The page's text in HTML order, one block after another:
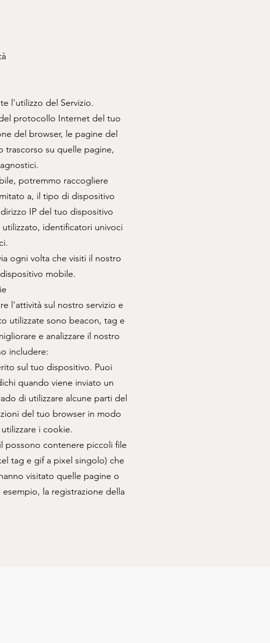
l'utilizzo del Servizio.
protocollo Internet del tuo
del browser, le pagine del
trascorso su quelle pagine,
potremmo raccogliere
a, il tipo di dispositivo
IP del tuo dispositivo
identificatori univoci
ogni volta che visiti il nostro
mobile.
l'attività sul nostro servizio e
utilizzate sono beacon, tag e
e analizzare il nostro
includere:
sul tuo dispositivo. Puoi
quando viene inviato un
di utilizzare alcune parti del
del tuo browser in modo
i cookie.
possono contenere piccoli file
tag e gif a pixel singolo) che
visitato quelle pagine o
la registrazione della